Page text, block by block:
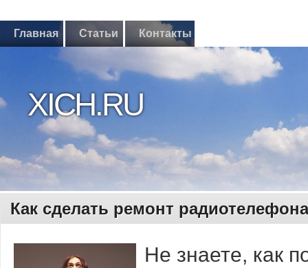
Главная Статьи Контакты
XICH.RU
Как сделать ремонт радиотелефона
Не знаете, как